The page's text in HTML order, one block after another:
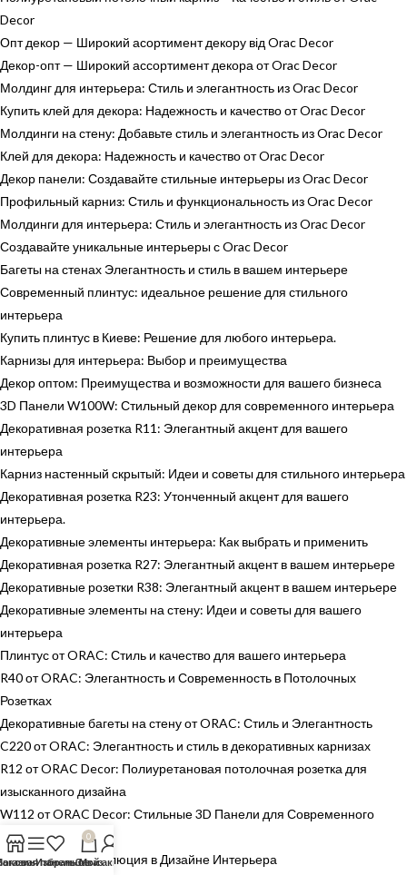
Decor
Опт декор — Широкий асортимент декору від Orac Decor
Декор-опт — Широкий ассортимент декора от Orac Decor
Молдинг для интерьера: Стиль и элегантность из Orac Decor
Купить клей для декора: Надежность и качество от Orac Decor
Молдинги на стену: Добавьте стиль и элегантность из Orac Decor
Клей для декора: Надежность и качество от Orac Decor
Декор панели: Создавайте стильные интерьеры из Orac Decor
Профильный карниз: Стиль и функциональность из Orac Decor
Молдинги для интерьера: Стиль и элегантность из Orac Decor
Создавайте уникальные интерьеры с Orac Decor
Багеты на стенах Элегантность и стиль в вашем интерьере
Современный плинтус: идеальное решение для стильного
интерьера
Купить плинтус в Киеве: Решение для любого интерьера.
Карнизы для интерьера: Выбор и преимущества
Декор оптом: Преимущества и возможности для вашего бизнеса
3D Панели W100W: Стильный декор для современного интерьера
Декоративная розетка R11: Элегантный акцент для вашего
интерьера
Карниз настенный скрытый: Идеи и советы для стильного интерьера
Декоративная розетка R23: Утонченный акцент для вашего
интерьера.
Декоративные элементы интерьера: Как выбрать и применить
Декоративная розетка R27: Элегантный акцент в вашем интерьере
Декоративные розетки R38: Элегантный акцент в вашем интерьере
Декоративные элементы на стену: Идеи и советы для вашего
интерьера
Плинтус от ORAC: Стиль и качество для вашего интерьера
R40 от ORAC: Элегантность и Современность в Потолочных
Розетках
Декоративные багеты на стену от ORAC: Стиль и Элегантность
C220 от ORAC: Элегантность и стиль в декоративных карнизах
R12 от ORAC Decor: Полиуретановая потолочная розетка для
изысканного дизайна
W112 от ORAC Decor: Стильные 3D Панели для Современного
Интерьера
ORAC Décor: Революция в Дизайне Интерьера
панель
Избранное
0
Заказ
Мой аккаунт